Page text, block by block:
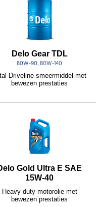
Delo Gear TDL
80W-90, 80W-140
Driveline-smeermiddel met
bewezen prestaties
Gold Ultra E SAE
15W-40
Heavy-duty motorolie met
bewezen prestaties